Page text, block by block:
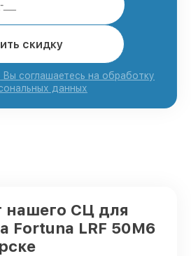
скидку
Вы соглашаетесь на обработку
данных
нашего СЦ для
Fortuna LRF 50M6